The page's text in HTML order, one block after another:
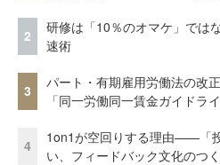
2
研修は「10％のオマケ」で
速術
3
パート・有期雇用労働法の改
「同一労働同一賃金ガイドラ
4
1on1が空回りする理由——「
い、フィードバック文化のつ